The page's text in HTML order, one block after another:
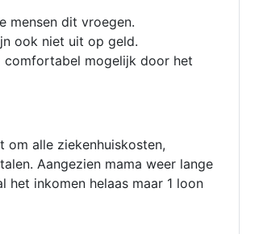
mensen dit vroegen.
ook niet uit op geld.
comfortabel mogelijk door het
om alle ziekenhuiskosten,
Aangezien mama weer lange
inkomen helaas maar 1 loon